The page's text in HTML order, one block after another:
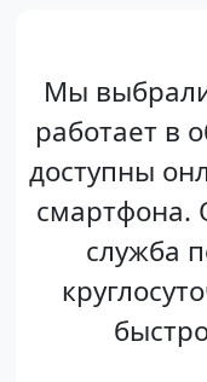
Мы
работает в
доступны
смартфона.
служба